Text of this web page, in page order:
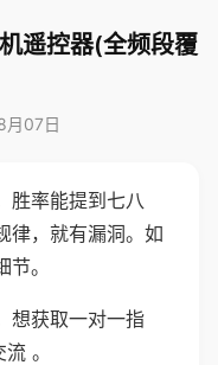
遥控器(全频段覆
月07日
胜率能提到七八
律，就有漏洞。如
。
想获取一对一指
。